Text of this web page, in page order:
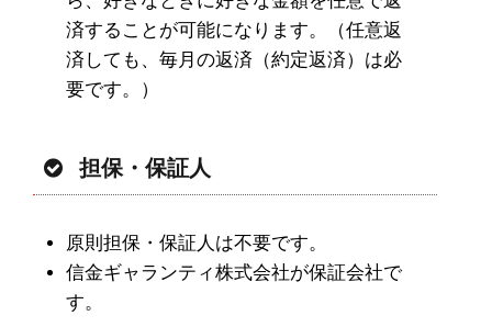
済することが可能になります。（任意返
済しても、毎月の返済（約定返済）は必
要です。）
担保・保証人
原則担保・保証人は不要です。
信金ギャランティ株式会社が保証会社で
す。